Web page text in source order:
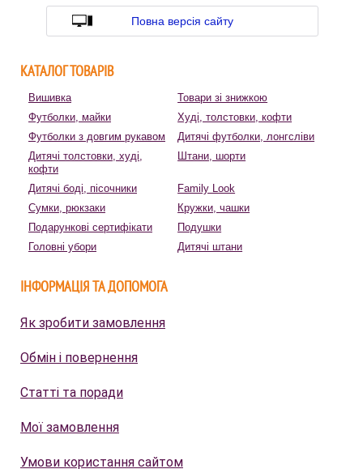
Повна версія сайту
КАТАЛОГ ТОВАРІВ
Вишивка
Товари зі знижкою
Футболки, майки
Худі, толстовки, кофти
Футболки з довгим рукавом
Дитячі футболки, лонгсліви
Дитячі толстовки, худі,
кофти
Штани, шорти
Дитячі боді, пісочники
Family Look
Сумки, рюкзаки
Кружки, чашки
Подарункові сертифікати
Подушки
Головні убори
Дитячі штани
ІНФОРМАЦІЯ ТА ДОПОМОГА
Як зробити замовлення
Обмін і повернення
Статті та поради
Мої замовлення
Умови користання сайтом